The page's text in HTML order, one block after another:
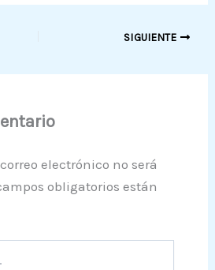
SIGUIENTE
electrónico no será
obligatorios están